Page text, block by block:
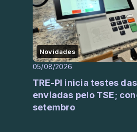
Novidades
05/08/2026
TRE-PI inicia testes
enviadas pelo TSE;
setembro